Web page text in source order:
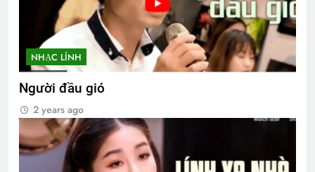
NHẠC LÍNH
Người đầu gió
2 years ago